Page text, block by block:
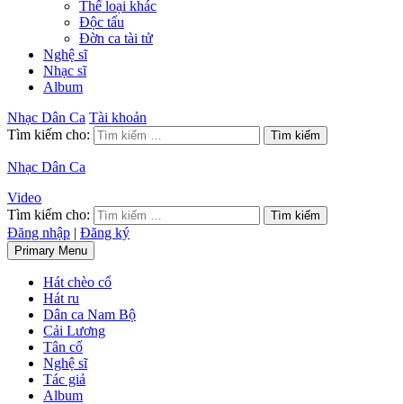
Thể loại khác
Độc tấu
Đờn ca tài tử
Nghệ sĩ
Nhạc sĩ
Album
Nhạc Dân Ca Tài khoản
Tìm kiếm cho:
Nhạc Dân Ca
Video
Tìm kiếm cho:
Đăng nhập | Đăng ký
Primary Menu
Hát chèo cổ
Hát ru
Dân ca Nam Bộ
Cải Lương
Tân cổ
Nghệ sĩ
Tác giả
Album